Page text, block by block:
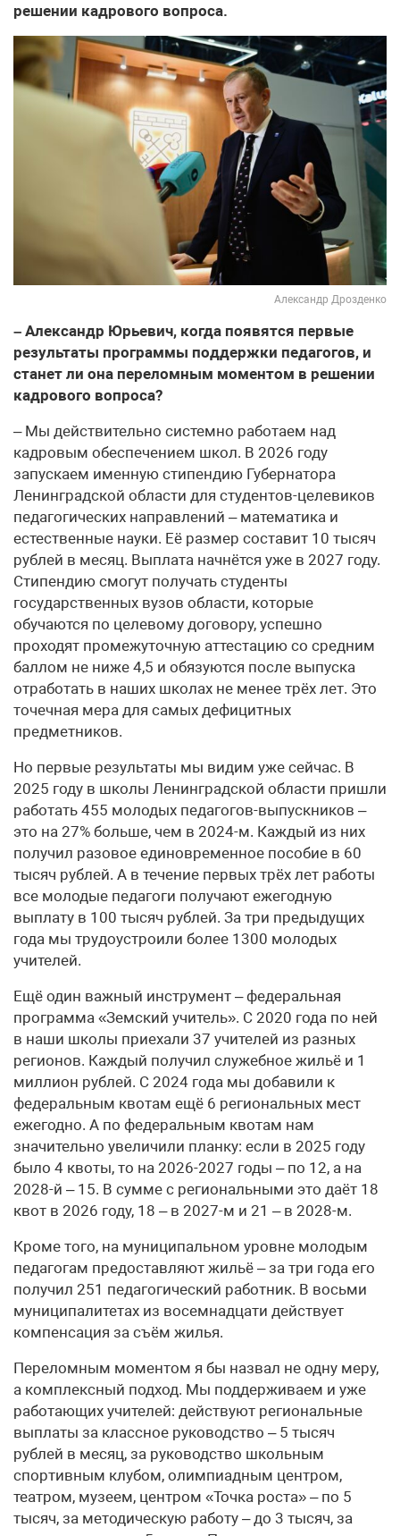
решении кадрового вопроса.
Александр Дрозденко
– Александр Юрьевич, когда появятся первые
результаты программы поддержки педагогов, и
станет ли она переломным моментом в решении
кадрового вопроса?
– Мы действительно системно работаем над
кадровым обеспечением школ. В 2026 году
запускаем именную стипендию Губернатора
Ленинградской области для студентов-целевиков
педагогических направлений – математика и
естественные науки. Её размер составит 10 тысяч
рублей в месяц. Выплата начнётся уже в 2027 году.
Стипендию смогут получать студенты
государственных вузов области, которые
обучаются по целевому договору, успешно
проходят промежуточную аттестацию со средним
баллом не ниже 4,5 и обязуются после выпуска
отработать в наших школах не менее трёх лет. Это
точечная мера для самых дефицитных
предметников.
Но первые результаты мы видим уже сейчас. В
2025 году в школы Ленинградской области пришли
работать 455 молодых педагогов-выпускников –
это на 27% больше, чем в 2024-м. Каждый из них
получил разовое единовременное пособие в 60
тысяч рублей. А в течение первых трёх лет работы
все молодые педагоги получают ежегодную
выплату в 100 тысяч рублей. За три предыдущих
года мы трудоустроили более 1300 молодых
учителей.
Ещё один важный инструмент – федеральная
программа «Земский учитель». С 2020 года по ней
в наши школы приехали 37 учителей из разных
регионов. Каждый получил служебное жильё и 1
миллион рублей. С 2024 года мы добавили к
федеральным квотам ещё 6 региональных мест
ежегодно. А по федеральным квотам нам
значительно увеличили планку: если в 2025 году
было 4 квоты, то на 2026-2027 годы – по 12, а на
2028-й – 15. В сумме с региональными это даёт 18
квот в 2026 году, 18 – в 2027-м и 21 – в 2028-м.
Кроме того, на муниципальном уровне молодым
педагогам предоставляют жильё – за три года его
получил 251 педагогический работник. В восьми
муниципалитетах из восемнадцати действует
компенсация за съём жилья.
Переломным моментом я бы назвал не одну меру,
а комплексный подход. Мы поддерживаем и уже
работающих учителей: действуют региональные
выплаты за классное руководство – 5 тысяч
рублей в месяц, за руководство школьным
спортивным клубом, олимпиадным центром,
театром, музеем, центром «Точка роста» – по 5
тысяч, за методическую работу – до 3 тысяч, за